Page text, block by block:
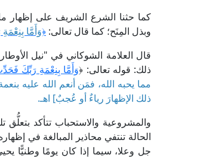
كما حثنا الشرع الشريف على إظهار ما
وبذل المِنَح؛ كما قال تعالى: ﴿وَأَمَّا
ذلك: قوله تعالى: ﴿وَأَمَّا بِنِعْمَةِ رَبِّكَ
مما يحبه الله، فمَن أنعم الله عليه
ذلك الإظهارَ رياءٌ أو عُجبٌ] اهـ.
والمشروعية والاستحباب تتأكد
الحالة تنتفي محاذير المبالغة في
جل وعلا، سيما إذا كان يومًا وطنيًّا